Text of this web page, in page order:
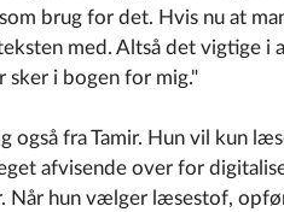
brug for det. Hvis nu at
med. Altså det vigtige i
sker i bogen for mig."
også fra Tamir. Hun vil kun
afvisende over for
Når hun vælger læsestof,